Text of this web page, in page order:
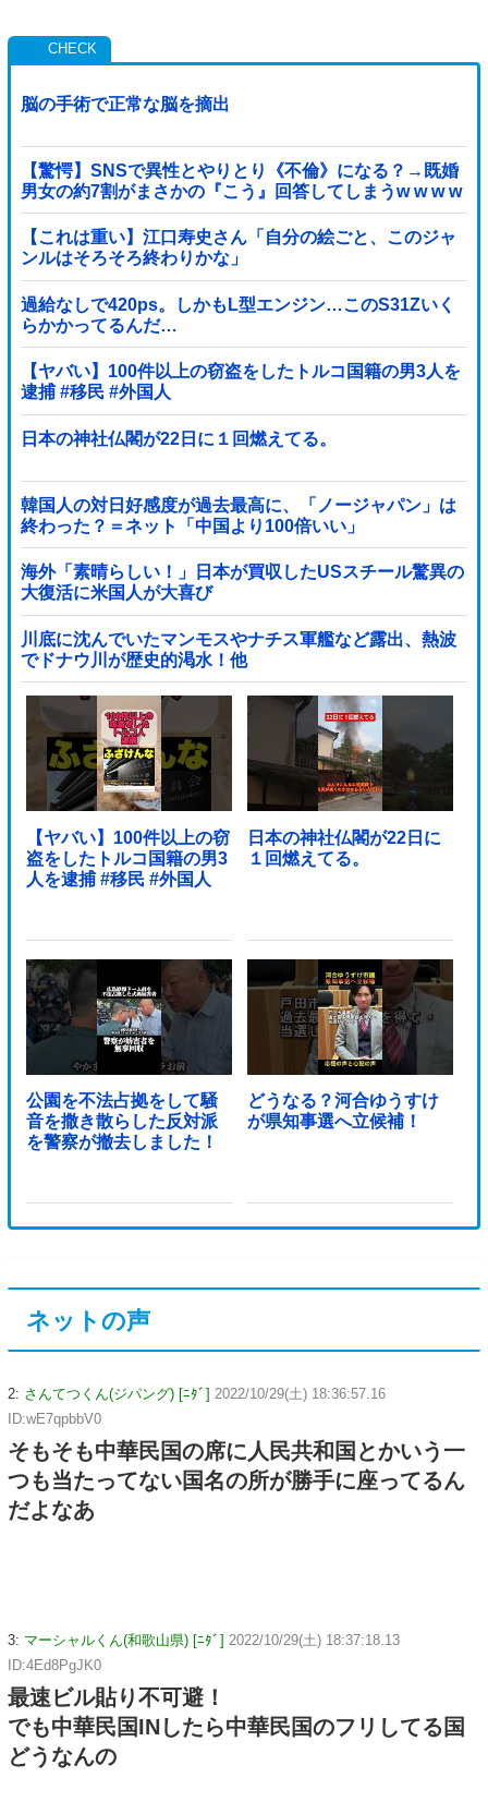
脳の手術で正常な脳を摘出
【驚愕】SNSで異性とやりとり《不倫》になる？→既婚
男女の約7割がまさかの『こう』回答してしまうw w w w
w w w w
【これは重い】江口寿史さん「自分の絵ごと、このジャ
ンルはそろそろ終わりかな」
過給なしで420ps。しかもL型エンジン…このS31Zいく
らかかってるんだ…
【ヤバい】100件以上の窃盗をしたトルコ国籍の男3人を
逮捕 #移民 #外国人
日本の神社仏閣が22日に１回燃えてる。
韓国人の対日好感度が過去最高に、「ノージャパン」は
終わった？＝ネット「中国より100倍いい」
海外「素晴らしい！」日本が買収したUSスチール驚異の
大復活に米国人が大喜び
川底に沈んでいたマンモスやナチス軍艦など露出、熱波
でドナウ川が歴史的渇水！他
【ヤバい】100件以上の窃
盗をしたトルコ国籍の男3
人を逮捕 #移民 #外国人
日本の神社仏閣が22日に
１回燃えてる。
公園を不法占拠をして騒
音を撒き散らした反対派
を警察が撤去しました！
どうなる？河合ゆうすけ
が県知事選へ立候補！
ネットの声
2: さんてつくん(ジパング) [ﾆﾀﾞ] 2022/10/29(土) 18:36:57.16
ID:wE7qpbbV0
そもそも中華民国の席に人民共和国とかいう一
つも当たってない国名の所が勝手に座ってるん
だよなあ
3: マーシャルくん(和歌山県) [ﾆﾀﾞ] 2022/10/29(土) 18:37:18.13
ID:4Ed8PgJK0
最速ビル貼り不可避！
でも中華民国INしたら中華民国のフリしてる国
どうなんの